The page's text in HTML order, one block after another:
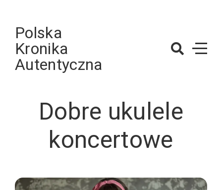
contentPolska
Kronika
Autentyczna
Dobre ukulele
koncertowe